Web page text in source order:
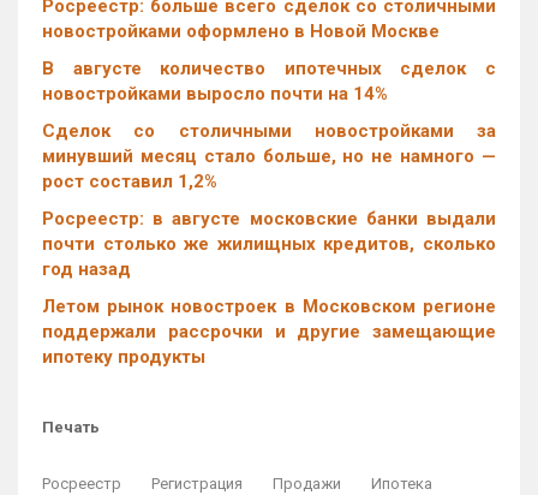
Росреестр: больше всего сделок со столичными
новостройками оформлено в Новой Москве
В августе количество ипотечных сделок с
новостройками выросло почти на 14%
Cделок со столичными новостройками за
минувший месяц стало больше, но не намного —
рост составил 1,2%
Росреестр: в августе московские банки выдали
почти столько же жилищных кредитов, сколько
год назад
Летом рынок новостроек в Московском регионе
поддержали рассрочки и другие замещающие
ипотеку продукты
Печать
Росреестр Регистрация Продажи
Ипотека